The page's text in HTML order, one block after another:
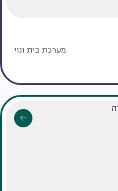
מערכת בית ונוי